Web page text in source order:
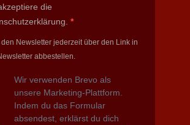
die
Newsletter jederzeit über den Link in
abbestellen.
Wir verwenden Brevo als
unsere Marketing-Plattform.
Indem du das Formular
absendest, erklärst du dich